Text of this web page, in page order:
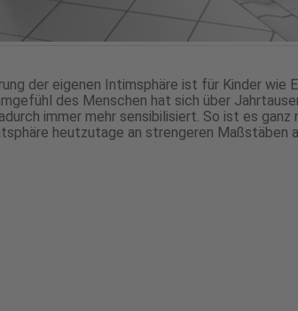
der eigenen Intimsphäre ist für Kinder wie
des Menschen hat sich über
immer mehr sensibilisiert. So ist es ganz
heutzutage an strengeren Maßstäben